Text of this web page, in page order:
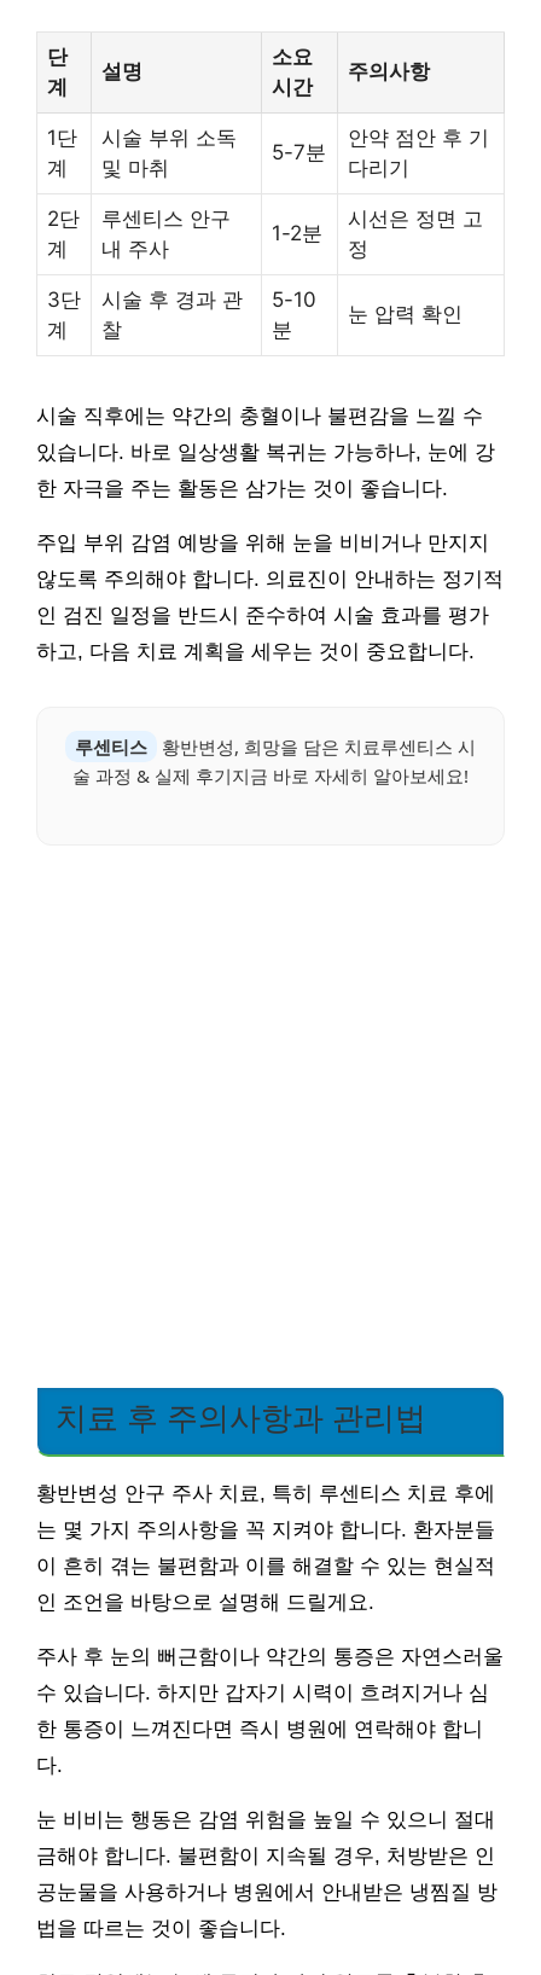
단
계
설명
소요
시간
주의사항
1단
계
시술 부위 소독
및 마취
5-7분
안약 점안 후 기
다리기
2단
계
루센티스 안구
내 주사
1-2분
시선은 정면 고
정
3단
계
시술 후 경과 관
찰
5-10
분
눈 압력 확인
시술 직후에는 약간의 충혈이나 불편감을 느낄 수
있습니다. 바로 일상생활 복귀는 가능하나, 눈에 강
한 자극을 주는 활동은 삼가는 것이 좋습니다.
주입 부위 감염 예방을 위해 눈을 비비거나 만지지
않도록 주의해야 합니다. 의료진이 안내하는 정기적
인 검진 일정을 반드시 준수하여 시술 효과를 평가
하고, 다음 치료 계획을 세우는 것이 중요합니다.
루센티스
황반변성, 희망을 담은 치료루센티스 시
술 과정 & 실제 후기지금 바로 자세히 알아보세요!
치료 후 주의사항과 관리법
황반변성 안구 주사 치료, 특히 루센티스 치료 후에
는 몇 가지 주의사항을 꼭 지켜야 합니다. 환자분들
이 흔히 겪는 불편함과 이를 해결할 수 있는 현실적
인 조언을 바탕으로 설명해 드릴게요.
주사 후 눈의 뻐근함이나 약간의 통증은 자연스러울
수 있습니다. 하지만 갑자기 시력이 흐려지거나 심
한 통증이 느껴진다면 즉시 병원에 연락해야 합니
다.
눈 비비는 행동은 감염 위험을 높일 수 있으니 절대
금해야 합니다. 불편함이 지속될 경우, 처방받은 인
공눈물을 사용하거나 병원에서 안내받은 냉찜질 방
법을 따르는 것이 좋습니다.